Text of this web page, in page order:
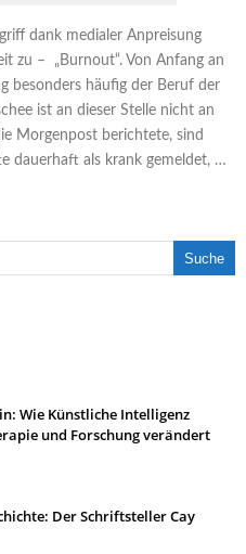
dank medialer Anpreisung
zu – „Burnout“. Von Anfang an
besonders häufig der Beruf der
ist an dieser Stelle nicht an
Morgenpost berichtete, sind
dauerhaft als krank gemeldet, …
Wie Künstliche Intelligenz
und Forschung verändert
Der Schriftsteller Cay